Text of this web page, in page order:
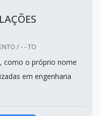
/ - - TO
como o próprio nome
em engenharia